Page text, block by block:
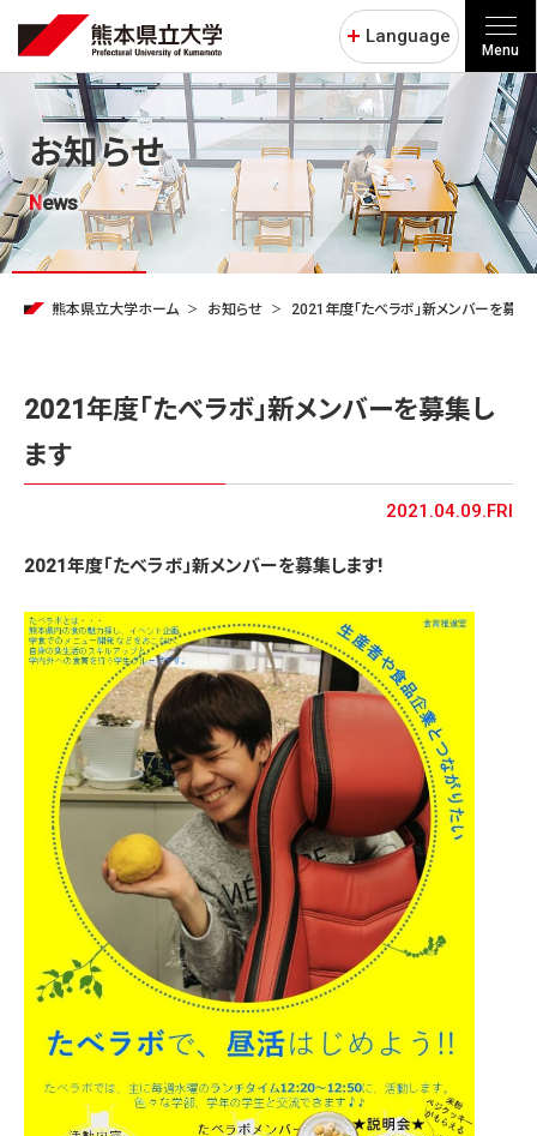
Language
Menu
お知らせ
News
熊本県立大学ホーム お知らせ 2021年度「たべラボ」新メンバーを募集
2021年度「たべラボ」新メンバーを募集し
ます
2021.04.09.FRI
2021年度「たべラボ」新メンバーを募集します!